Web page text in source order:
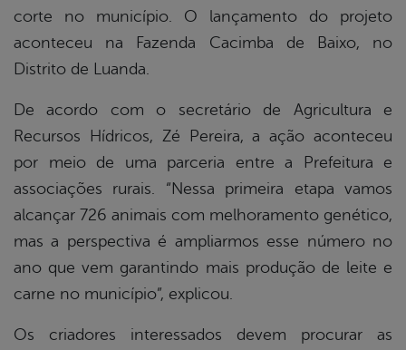
corte no município. O lançamento do projeto
aconteceu na Fazenda Cacimba de Baixo, no
Distrito de Luanda.
De acordo com o secretário de Agricultura e
Recursos Hídricos, Zé Pereira, a ação aconteceu
por meio de uma parceria entre a Prefeitura e
associações rurais. “Nessa primeira etapa vamos
alcançar 726 animais com melhoramento genético,
mas a perspectiva é ampliarmos esse número no
ano que vem garantindo mais produção de leite e
carne no município”, explicou.
Os criadores interessados devem procurar as